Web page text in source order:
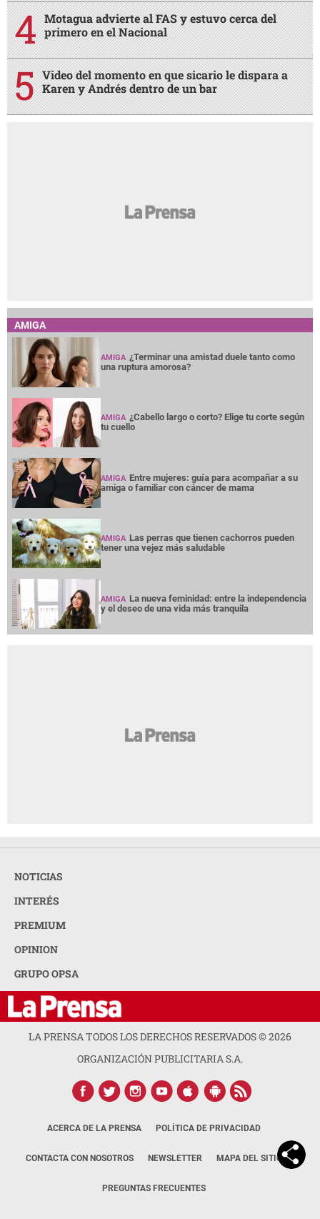
Motagua advierte al FAS y estuvo cerca del
primero en el Nacional
Video del momento en que sicario le dispara a
Karen y Andrés dentro de un bar
AMIGA
AMIGA ¿Terminar una amistad duele tanto como
una ruptura amorosa?
AMIGA ¿Cabello largo o corto? Elige tu corte según
tu cuello
AMIGA Entre mujeres: guía para acompañar a su
amiga o familiar con cáncer de mama
AMIGA Las perras que tienen cachorros pueden
tener una vejez más saludable
AMIGA La nueva feminidad: entre la independencia
y el deseo de una vida más tranquila
NOTICIAS
INTERÉS
PREMIUM
OPINION
GRUPO OPSA
LA PRENSA TODOS LOS DERECHOS RESERVADOS ©2026
ORGANIZACIÓN PUBLICITARIA S.A.
ACERCA DE LA PRENSA POLÍTICA DE PRIVACIDAD
CONTACTA CON NOSOTROS NEWSLETTER MAPA DEL SITIO
PREGUNTAS FRECUENTES